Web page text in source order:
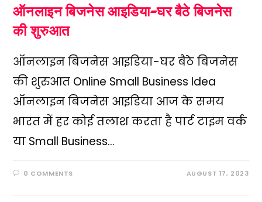
ऑनलाइन बिजनेस आइडिया-घर बैठे बिजनेस
की शुरुआत
ऑनलाइन बिजनेस आइडिया-घर बैठे बिजनेस
की शुरुआत Online Small Business Idea
ऑनलाइन बिजनेस आइडिया आज के समय
भारत में हर कोई तलाश करता है पार्ट टाइम वर्क
या Small Business…
0 COMMENTS AUGUST 17, 2023